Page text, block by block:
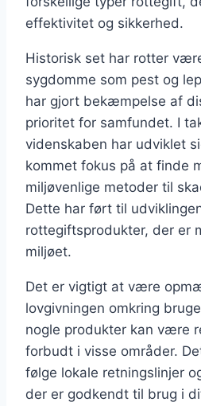
effektivitet og sikkerhed.
Historisk set har rotter
sygdomme som pest og
har gjort bekæmpelse af
prioritet for samfundet. I
videnskaben har udviklet
kommet fokus på at finde
miljøvenlige metoder til
Dette har ført til
rottegiftsprodukter, der er
miljøet.
Det er vigtigt at være
lovgivningen omkring
nogle produkter kan være
forbudt i visse områder.
følge lokale retningslinjer
der er godkendt til brug i